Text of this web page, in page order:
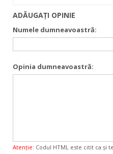
ADĂUGAŢI OPINIE
Numele dumneavoastră:
Opinia dumneavoastră:
Atenţie: Codul HTML este citit ca şi